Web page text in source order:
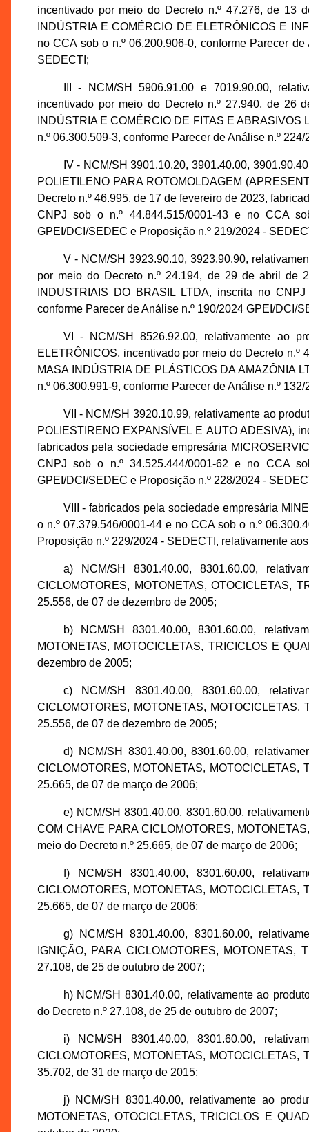
incentivado por meio do Decreto n.º 47.276, de 13
INDÚSTRIA E COMÉRCIO DE ELETRÔNICOS E
no CCA sob o n.º 06.200.906-0, conforme Parecer
SEDECTI;
III - NCM/SH 5906.91.00 e 7019.90.00,
incentivado por meio do Decreto n.º 27.940, de 26
INDÚSTRIA E COMÉRCIO DE FITAS E
n.º 06.300.509-3, conforme Parecer de Análise n.º
IV - NCM/SH 3901.10.20, 3901.40.00,
POLIETILENO PARA ROTOMOLDAGEM
Decreto n.º 46.995, de 17 de fevereiro de 2023,
CNPJ sob o n.º 44.844.515/0001-43 e no CCA
GPEI/DCI/SEDEC e Proposição n.º 219/2024 -
V - NCM/SH 3923.90.10, 3923.90.90,
por meio do Decreto n.º 24.194, de 29 de abril de
INDUSTRIAIS DO BRASIL LTDA, inscrita no
conforme Parecer de Análise n.º 190/2024 GPEI/DCI/
VI - NCM/SH 8526.92.00, relativamente ao
ELETRÔNICOS, incentivado por meio do Decreto
MASA INDÚSTRIA DE PLÁSTICOS DA AMAZÔNIA
n.º 06.300.991-9, conforme Parecer de Análise n.º
VII - NCM/SH 3920.10.99, relativamente ao
POLIESTIRENO EXPANSÍVEL E AUTO ADESIVA),
fabricados pela sociedade empresária
CNPJ sob o n.º 34.525.444/0001-62 e no CCA
GPEI/DCI/SEDEC e Proposição n.º 228/2024 -
VIII - fabricados pela sociedade empresária
o n.º 07.379.546/0001-44 e no CCA sob o n.º
Proposição n.º 229/2024 - SEDECTI, relativamente
a) NCM/SH 8301.40.00, 8301.60.00,
CICLOMOTORES, MOTONETAS, OTOCICLETAS,
25.556, de 07 de dezembro de 2005;
b) NCM/SH 8301.40.00, 8301.60.00,
MOTONETAS, MOTOCICLETAS, TRICICLOS E
dezembro de 2005;
c) NCM/SH 8301.40.00, 8301.60.00,
CICLOMOTORES, MOTONETAS,
25.556, de 07 de dezembro de 2005;
d) NCM/SH 8301.40.00, 8301.60.00,
CICLOMOTORES, MOTONETAS,
25.665, de 07 de março de 2006;
e) NCM/SH 8301.40.00, 8301.60.00,
COM CHAVE PARA CICLOMOTORES,
meio do Decreto n.º 25.665, de 07 de março de 2006;
f) NCM/SH 8301.40.00, 8301.60.00,
CICLOMOTORES, MOTONETAS,
25.665, de 07 de março de 2006;
g) NCM/SH 8301.40.00, 8301.60.00,
IGNIÇÃO, PARA CICLOMOTORES,
27.108, de 25 de outubro de 2007;
h) NCM/SH 8301.40.00, relativamente ao
do Decreto n.º 27.108, de 25 de outubro de 2007;
i) NCM/SH 8301.40.00, 8301.60.00,
CICLOMOTORES, MOTONETAS,
35.702, de 31 de março de 2015;
j) NCM/SH 8301.40.00, relativamente ao
MOTONETAS, OTOCICLETAS, TRICICLOS E